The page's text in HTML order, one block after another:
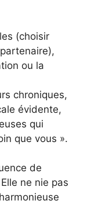
(choisir
ou la
chroniques,
évidente,
qui
que vous ».
de
ne nie pas